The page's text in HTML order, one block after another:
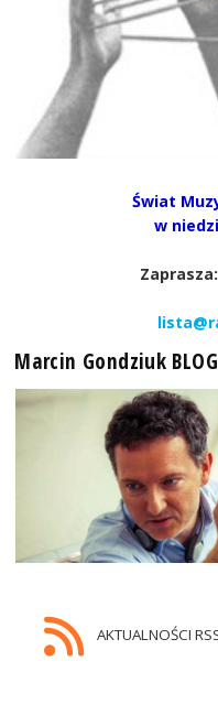
Świat
w
Marcin Gondziuk BLOG
AKTUALNOŚCI